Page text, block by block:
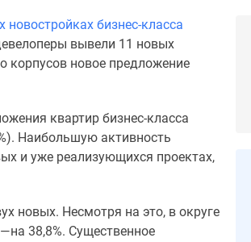
новостройках бизнес-класса
вывели 11 новых
корпусов новое предложение
квартир бизнес-класса
Наибольшую активность
и уже реализующихся проектах,
новых. Несмотря на это, в округе
38,8%. Существенное